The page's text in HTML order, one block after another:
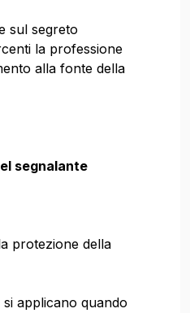
sul segreto
la professione
alla fonte della
segnalante
protezione della
applicano quando